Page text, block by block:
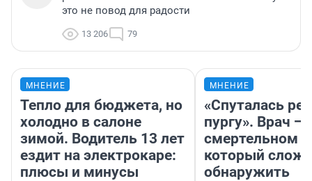
это не повод для радости
13 206 79
МНЕНИЕ
Тепло для бюджета, но
холодно в салоне
зимой. Водитель 13 лет
ездит на электрокаре:
плюсы и минусы
МНЕНИЕ
«Спуталась
пургу». Врач —
смертельном
который
обнаружить